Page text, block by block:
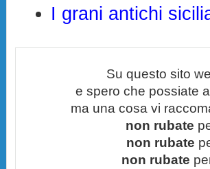
I grani antichi
Su questo sito
e spero che possiate
ma una cosa vi
non rubate
non rubate
non rubate